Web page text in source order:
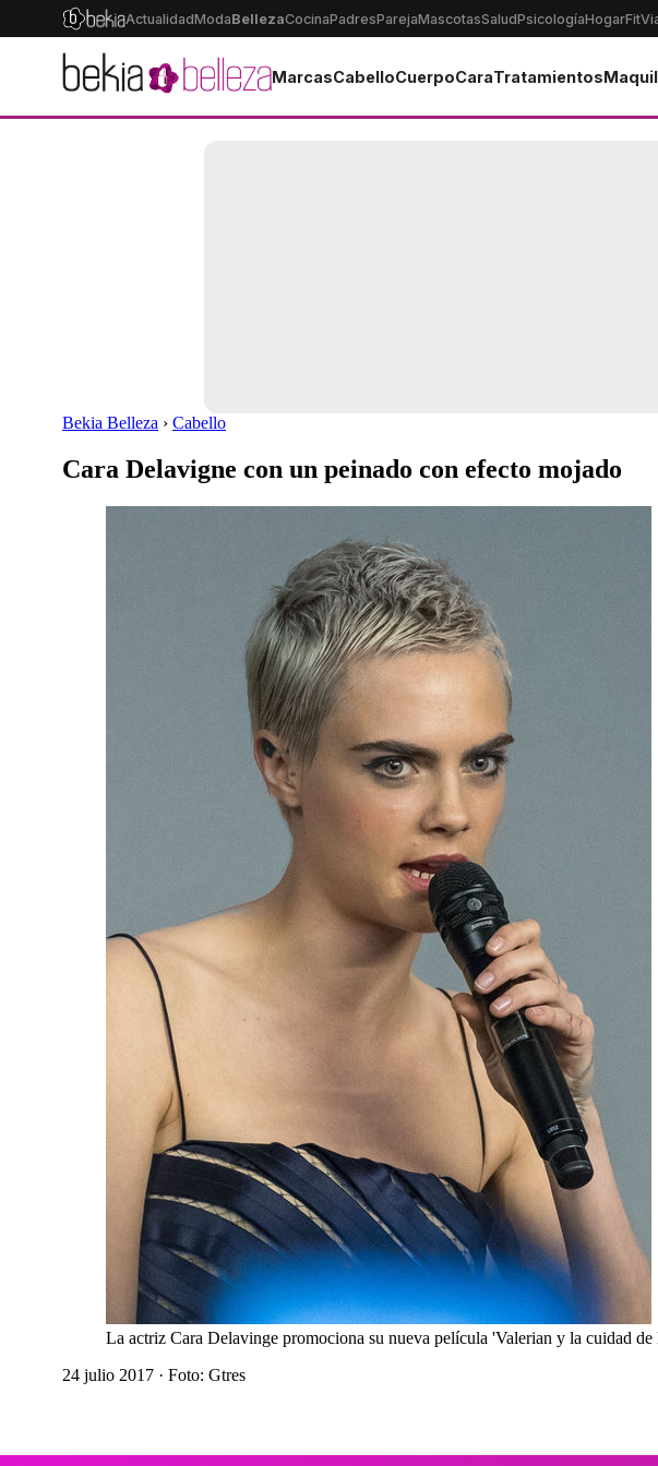
ActualidadModaBellezaCocinaPadresParejaMascotasSaludPsicologíaHogarFit
MarcasCabelloCuerpoCaraTratamientos
Bekia Belleza › Cabello
Cara Delavigne con un peinado con efecto mojado
La actriz Cara Delavinge promociona su nueva película 'Valerian y la cuidad
24 julio 2017 · Foto: Gtres